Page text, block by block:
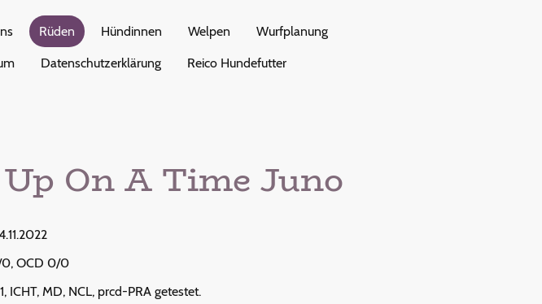
Rüden Hündinnen Welpen Wurfplanung
Datenschutzerklärung Reico Hundefutter
On A Time Juno
0, OCD 0/0
ICHT, MD, NCL, prcd-PRA getestet.